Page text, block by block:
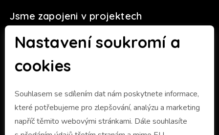
Nastavení soukromí a
cookies
Souhlasem se sdílením dat nám poskytnete informace,
které potřebujeme pro zlepšování, analýzu a marketing
napříč těmito webovými stránkami. Dále souhlasíte
Jsme zapojeni v projektech